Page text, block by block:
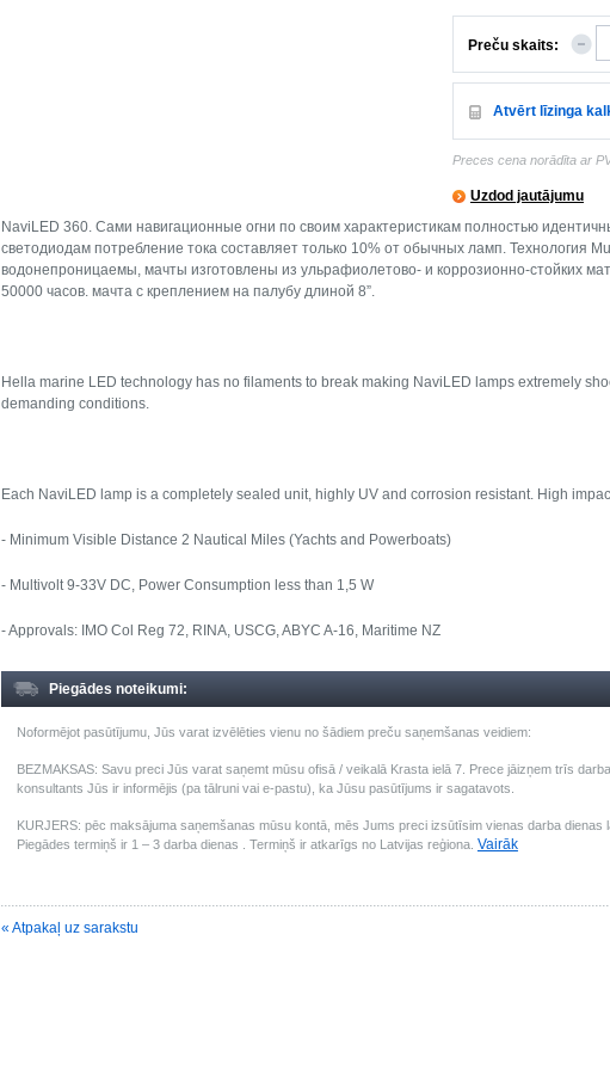
Preču skaits:
Atvērt līzinga
Preces cena norādīta ar
Uzdod jautājumu
NaviLED 360. Сами навигационные огни по своим характеристикам полностью
светодиодам потребление тока составляет только 10% от обычных ламп. Технология
водонепроницаемы, мачты изготовлены из ульрафиолетово- и коррозионно-стойких
50000 часов. мачта с креплением на палубу длиной 8”.
Hella marine LED technology has no filaments to break making NaviLED lamps extremely
demanding conditions.
Each NaviLED lamp is a completely sealed unit, highly UV and corrosion resistant. High
- Minimum Visible Distance 2 Nautical Miles (Yachts and Powerboats)
- Multivolt 9-33V DC, Power Consumption less than 1,5 W
- Approvals: IMO Col Reg 72, RINA, USCG, ABYC A-16, Maritime NZ
Piegādes noteikumi:
Noformējot pasūtījumu, Jūs varat izvēlēties vienu no šādiem preču saņemšanas veidiem:
BEZMAKSAS: Savu preci Jūs varat saņemt mūsu ofisā / veikalā Krasta ielā 7. Prece jāizņem trīs
konsultants Jūs ir informējis (pa tālruni vai e-pastu), ka Jūsu pasūtījums ir sagatavots.
KURJERS: pēc maksājuma saņemšanas mūsu kontā, mēs Jums preci izsūtīsim vienas darba
Piegādes termiņš ir 1 – 3 darba dienas . Termiņš ir atkarīgs no Latvijas reģiona. Vairāk
« Atpakaļ uz sarakstu